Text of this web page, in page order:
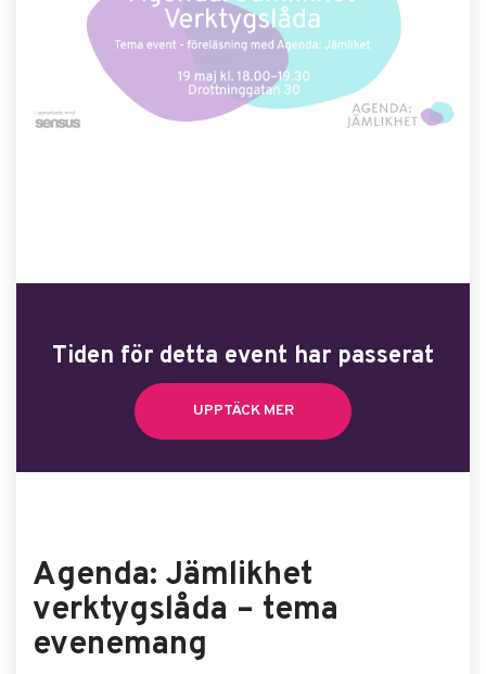
Tiden för detta event har passerat
UPPTÄCK MER
Agenda: Jämlikhet
verktygslåda – tema
evenemang